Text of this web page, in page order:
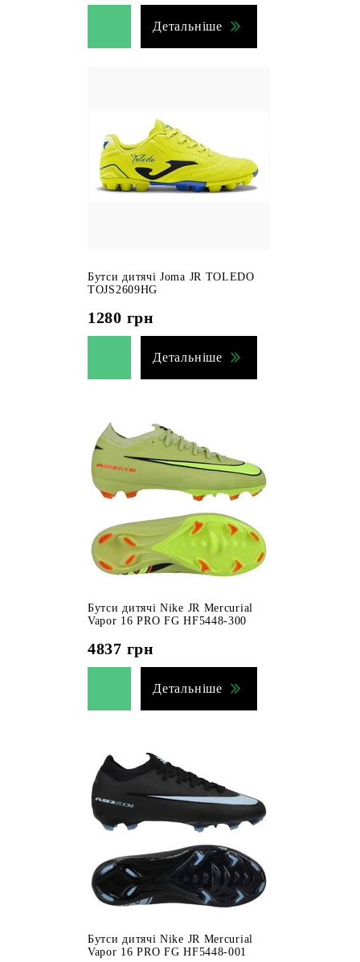
Детальніше
Бутси дитячі Joma JR TOLEDO
TOJS2609HG
1280 грн
Детальніше
Бутси дитячі Nike JR Mercurial
Vapor 16 PRO FG HF5448-300
4837 грн
Детальніше
Бутси дитячі Nike JR Mercurial
Vapor 16 PRO FG HF5448-001